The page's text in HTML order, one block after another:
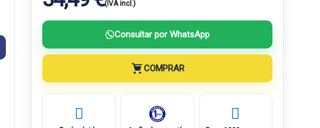
(IVA incl.)
Consultar por WhatsApp
COMPRAR